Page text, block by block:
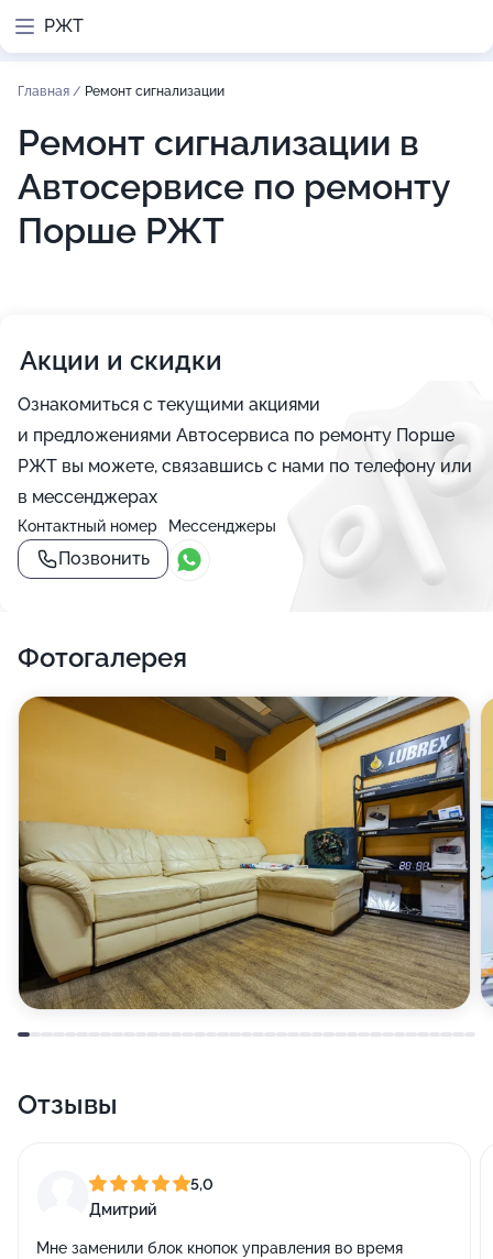
РЖТ
Главная / Ремонт сигнализации
Ремонт сигнализации в
Автосервисе по ремонту
Порше РЖТ
Акции и скидки
Ознакомиться с текущими акциями
и предложениями Автосервиса по ремонту Порше
РЖТ вы можете, связавшись с нами по телефону или
в мессенджерах
Контактный номер
Позвонить
Мессенджеры
Фотогалерея
Отзывы
5,0
Дмитрий
Мне заменили блок кнопок управления во время